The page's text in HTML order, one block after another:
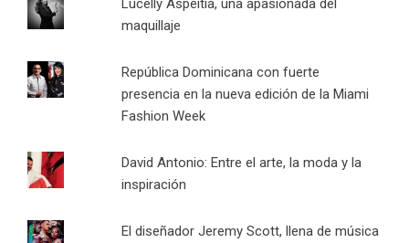
Lucelly Aspeitia, una apasionada del
maquillaje
República Dominicana con fuerte
presencia en la nueva edición de la Miami
Fashion Week
David Antonio: Entre el arte, la moda y la
inspiración
El diseñador Jeremy Scott, llena de música